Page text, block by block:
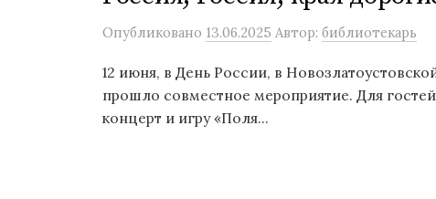
Опубликовано 13.06.2025 Автор: библиотекарь
12 июня, в День России, в
прошло совместное мероприятие. Для
концерт и игру «Поля...